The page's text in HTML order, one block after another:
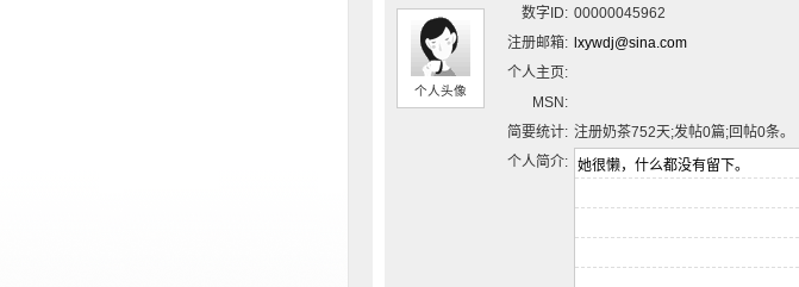
个人头像
数字ID: 00000045962
注册邮箱: lxywdj@sina.com
个人主页:
MSN:
简要统计: 注册奶茶752天;发帖0篇;回帖0条。
个人简介: